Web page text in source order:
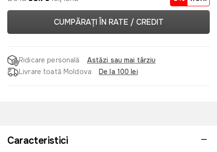
CUMPĂRAȚI ÎN RATE / CREDIT
Ridicare personală
Astăzi sau mai târziu
Livrare toată Moldova
De la 100 lei
Caracteristici